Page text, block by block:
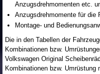
Anzugsdrehmomenten etc.
Anzugsdrehmomente für die
Montage- und
Die in den Tabellen der
Kombinationen bzw.
Volkswagen Original
Kombinationen bzw. Umrüstung